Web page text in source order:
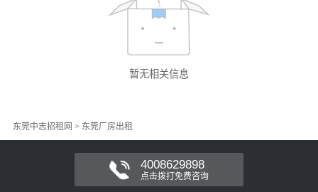
暂无相关信息
东莞中志招租网 > 东莞厂房出租
4008629898
点击拨打免费咨询